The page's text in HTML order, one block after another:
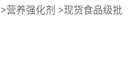
>营养强化剂 >现货食品级批